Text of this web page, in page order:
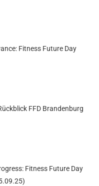
Fitness Future Day
FFD Brandenburg
Fitness Future Day